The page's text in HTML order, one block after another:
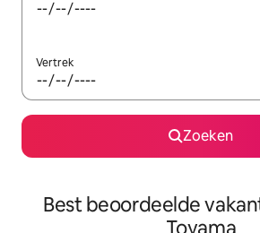
Vertrek
Zoeken
Best beoordeelde